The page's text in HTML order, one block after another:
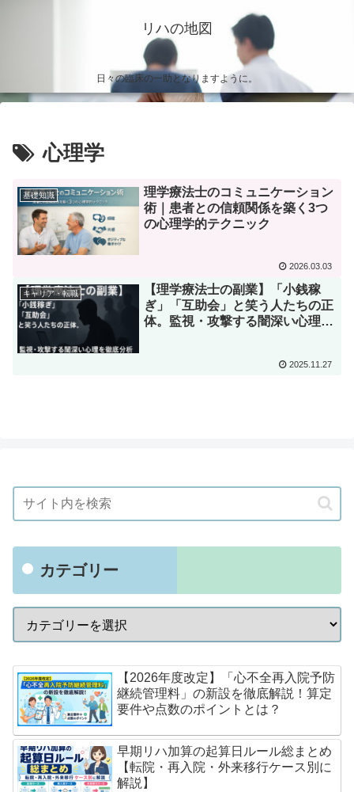
リハの地図
日々の臨床の一助となりますように。
心理学
基礎知識
理学療法士のコミュニケーション
術｜患者との信頼関係を築く3つ
の心理学的テクニック
2026.03.03
キャリア・転職
【理学療法士の副業】「小銭稼
ぎ」「互助会」と笑う人たちの正
体。監視・攻撃する闇深い心理を
2025.11.27
カテゴリー
【2026年度改定】「心不全再入院予防
継続管理料」の新設を徹底解説！算定
要件や点数のポイントとは？
早期リハ加算の起算日ルール総まとめ
【転院・再入院・外来移行ケース別に
解説】